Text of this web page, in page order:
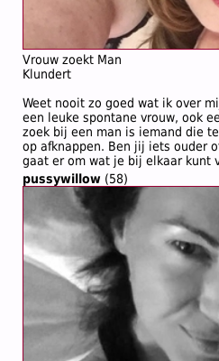
Vrouw zoekt Man
Klundert
Weet nooit zo goed wat ik over
een leuke spontane vrouw, ook
zoek bij een man is iemand die
op afknappen. Ben jij iets ouder
gaat er om wat je bij elkaar kunt
pussywillow (58)